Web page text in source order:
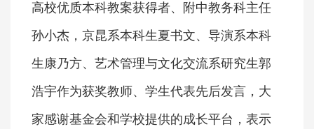
高校优质本科教案获得者、附中教务科主任
孙小杰，京昆系本科生夏书文、导演系本科
生康乃方、艺术管理与文化交流系研究生郭
浩宇作为获奖教师、学生代表先后发言，大
家感谢基金会和学校提供的成长平台，表示